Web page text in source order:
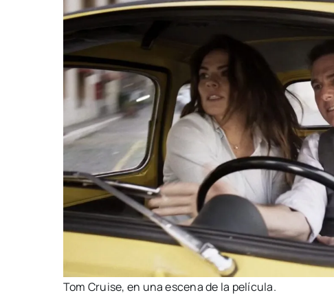
Tom Crui­se, en una esce­na de la pelí­cu­la.